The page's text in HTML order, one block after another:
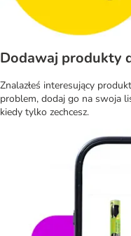
Dodawaj produkty
Znalazłeś interesujący
problem, dodaj go na swoja
kiedy tylko zechcesz.